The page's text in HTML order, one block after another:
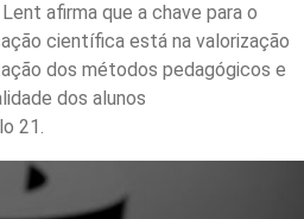
afirma que a chave para o
científica está na valorização
dos métodos pedagógicos e
dos alunos
21.